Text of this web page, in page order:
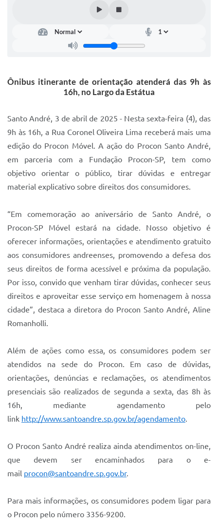
Legislação
Lei de acesso à informação
Mobilidade Urbana Sustentável
Parque Escola
Portal da Educação
Quadra Fiscal
Autarquias
Ônibus itinerante de orientação atenderá das 9h às
16h, no Largo da Estátua
Santo André, 3 de abril de 2025 - Nesta sexta-feira (4), das
9h às 16h, a Rua Coronel Oliveira Lima receberá mais uma
edição do Procon Móvel. A ação do Procon Santo André,
em parceria com a Fundação Procon-SP, tem como
objetivo orientar o público, tirar dúvidas e entregar
material explicativo sobre direitos dos consumidores.
“Em comemoração ao aniversário de Santo André, o
Procon-SP Móvel estará na cidade. Nosso objetivo é
oferecer informações, orientações e atendimento gratuito
aos consumidores andreenses, promovendo a defesa dos
seus direitos de forma acessível e próxima da população.
Por isso, convido que venham tirar dúvidas, conhecer seus
direitos e aproveitar esse serviço em homenagem à nossa
cidade”, destaca a diretora do Procon Santo André, Aline
Romanholli.
Além de ações como essa, os consumidores podem ser
atendidos na sede do Procon. Em caso de dúvidas,
orientações, denúncias e reclamações, os atendimentos
presenciais são realizados de segunda a sexta, das 8h às
16h, mediante agendamento pelo
link http://www.santoandre.sp.gov.br/agendamento.
O Procon Santo André realiza ainda atendimentos on-line,
que devem ser encaminhados para o e-
mail procon@santoandre.sp.gov.br.
Para mais informações, os consumidores podem ligar para
o Procon pelo número 3356-9200.